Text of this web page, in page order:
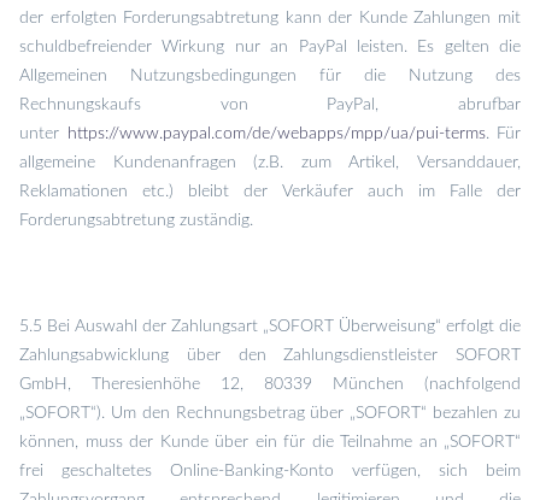
der erfolgten Forderungsabtretung kann der Kunde Zahlungen mit
schuldbefreiender Wirkung nur an PayPal leisten. Es gelten die
Allgemeinen Nutzungsbedingungen für die Nutzung des
Rechnungskaufs von PayPal, abrufbar
unter
https://www.paypal.com/de/webapps/mpp/ua/pui-terms. Für
allgemeine Kundenanfragen (z.B. zum Artikel, Versanddauer,
Reklamationen etc.) bleibt der Verkäufer auch im Falle der
Forderungsabtretung zuständig.
5.5 Bei Auswahl der Zahlungsart „SOFORT Überweisung“ erfolgt die
Zahlungsabwicklung über den Zahlungsdienstleister SOFORT
GmbH, Theresienhöhe 12, 80339 München (nachfolgend
„SOFORT“). Um den Rechnungsbetrag über „SOFORT“ bezahlen zu
können, muss der Kunde über ein für die Teilnahme an „SOFORT“
frei geschaltetes Online-Banking-Konto verfügen, sich beim